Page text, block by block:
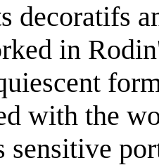
decoratifs
in
with the
sensitive